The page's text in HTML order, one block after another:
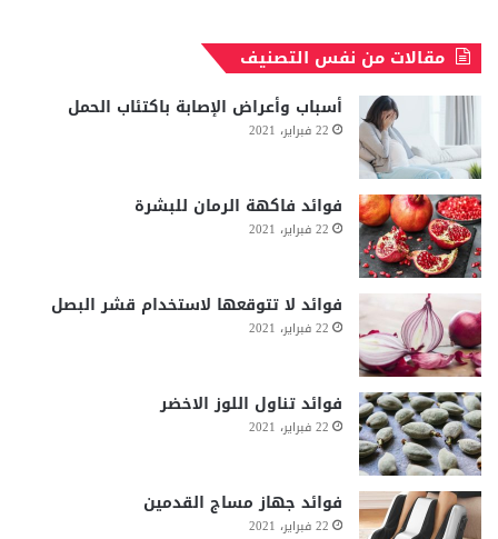
مقالات من نفس التصنيف
أسباب وأعراض الإصابة باكتئاب الحمل
22 فبراير، 2021
فوائد فاكهة الرمان للبشرة
22 فبراير، 2021
فوائد لا تتوقعها لاستخدام قشر البصل
22 فبراير، 2021
فوائد تناول اللوز الاخضر
22 فبراير، 2021
فوائد جهاز مساج القدمين
22 فبراير، 2021